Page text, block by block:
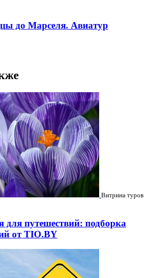
до Марселя. Авиатур
Витрина туров
путешествий: подборка
от TIO.BY